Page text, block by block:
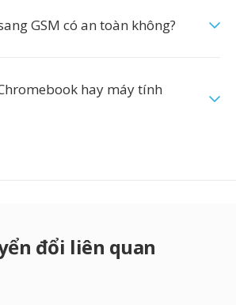
GSM có an toàn không?
hay máy tính
đổi liên quan